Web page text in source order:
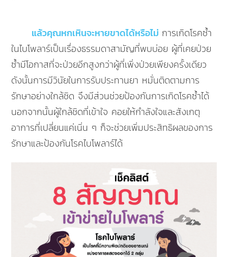
แล้วคุณหกเหินจะหายขาดได้หรือไม่ การเกิดโรคซ้ำ
ในไบโพลาร์เป็นเรื่องธรรมดาสามัญที่พบบ่อย ผู้ที่เคยป่วย
ซ้ำมีโอกาสที่จะป่วยอีกสูงกว่าผู้ที่เพิ่งป่วยเพียงครั้งเดียว
ดังนั้นการมีวินัยในการรับประทานยา หมั่นติดตามการ
รักษาอย่างใกล้ชิด จึงมีส่วนช่วยป้องกันการเกิดโรคซ้ำได้
นอกจากนั้นผู้ใกล้ชิดที่เข้าใจ คอยให้กำลังใจและสังเกตุ
อาการที่เปลี่ยนแค่เนิ่น ๆ ก็จะช่วยเพิ่มประสิทธิผลของการ
รักษาและป้องกันโรคไบโพลาร์ได้